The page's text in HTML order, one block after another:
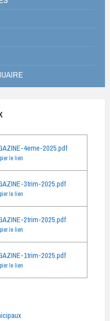
4eme-2025.pdf
le lien
3trim-2025.pdf
le lien
2trim-2025.pdf
le lien
1trim-2025.pdf
le lien